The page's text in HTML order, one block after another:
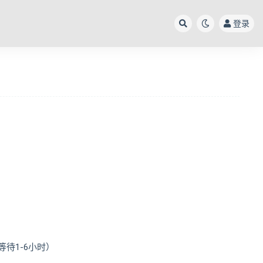
登录
待1-6小时）